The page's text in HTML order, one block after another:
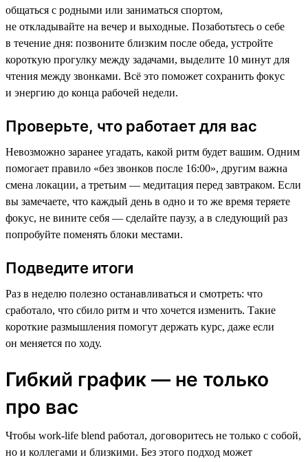
общаться с родными или заниматься спортом,
не откладывайте на вечер и выходные. Позаботьтесь о себе
в течение дня: позвоните близким после обеда, устройте
короткую прогулку между задачами, выделите 10 минут для
чтения между звонками. Всё это поможет сохранить фокус
и энергию до конца рабочей недели.
Проверьте, что работает для вас
Невозможно заранее угадать, какой ритм будет вашим. Одним
помогает правило «без звонков после 16:00», другим важна
смена локации, а третьим — медитация перед завтраком. Если
вы замечаете, что каждый день в одно и то же время теряете
фокус, не вините себя — сделайте паузу, а в следующий раз
попробуйте поменять блоки местами.
Подведите итоги
Раз в неделю полезно останавливаться и смотреть: что
сработало, что сбило ритм и что хочется изменить. Такие
короткие размышления помогут держать курс, даже если
он меняется по ходу.
Гибкий график — не только
про вас
Чтобы work-life blend работал, договоритесь не только с собой,
но и коллегами и близкими. Без этого подход может